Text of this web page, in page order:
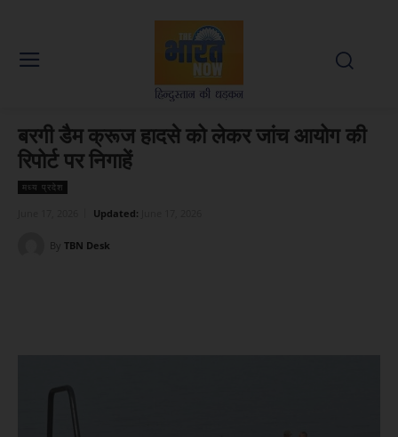
बरगी डैम क्रूज हादसे को लेकर जांच आयोग की
रिपोर्ट पर निगाहें
मध्य प्रदेश
Updated:
By TBN Desk